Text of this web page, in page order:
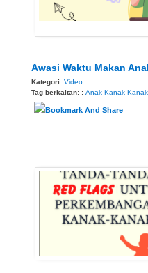
Awasi Waktu Makan
Kategori: Video
Tag berkaitan: : Anak Kanak-Kanak